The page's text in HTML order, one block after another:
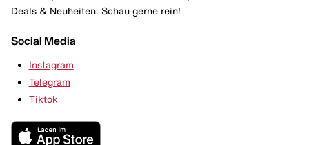
Deals & Neuheiten. Schau gerne rein!
Social Media
Instagram
Telegram
Tiktok